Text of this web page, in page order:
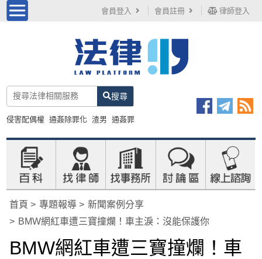
會員登入 會員註冊 律師登入
搜尋
侵害配偶權 通姦除罪化 渣男 通姦罪
首頁 專題報導
新聞案例分享
BMW網紅車遭三寶撞爛！車主淚：沒能保護你
BMW網紅車遭三寶撞爛！車